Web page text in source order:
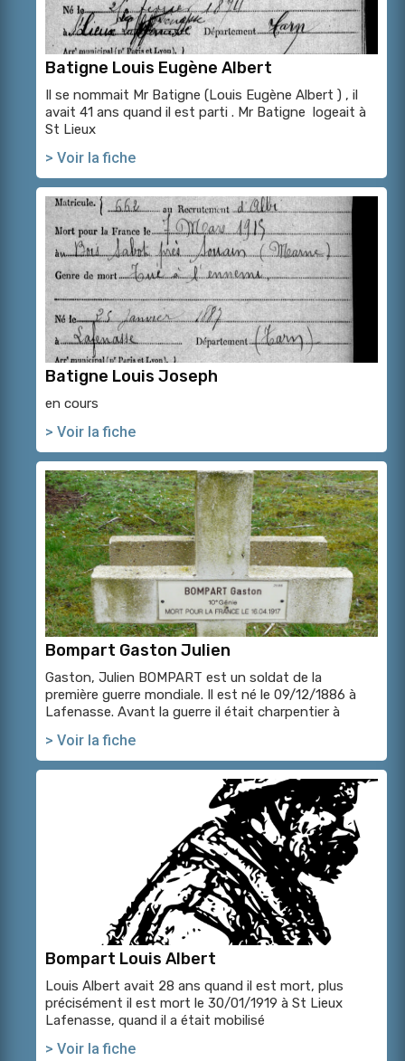
Batigne Louis Eugène Albert
Il se nommait Mr Batigne (Louis Eugène Albert ) , il
avait 41 ans quand il est parti . Mr Batigne logeait à
St Lieux
> Voir la fiche
Batigne Louis Joseph
en cours
> Voir la fiche
Bompart Gaston Julien
Gaston, Julien BOMPART est un soldat de la
première guerre mondiale. Il est né le 09/12/1886 à
Lafenasse. Avant la guerre il était charpentier à
> Voir la fiche
Bompart Louis Albert
Louis Albert avait 28 ans quand il est mort, plus
précisément il est mort le 30/01/1919 à St Lieux
Lafenasse, quand il a était mobilisé
> Voir la fiche